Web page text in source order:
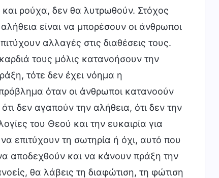
ρούχα, δεν θα λυτρωθούν. Στόχος
είναι να μπορέσουν οι άνθρωποι
αλλαγές στις διαθέσεις τους.
τους μόλις κατανοήσουν την
τότε δεν έχει νόημα η
όταν οι άνθρωποι κατανοούν
δεν αγαπούν την αλήθεια, ότι δεν την
του Θεού και την ευκαιρία για
επιτύχουν τη σωτηρία ή όχι, αυτό που
αποδεχθούν και να κάνουν πράξη την
θα λάβεις τη διαφώτιση, τη φώτιση